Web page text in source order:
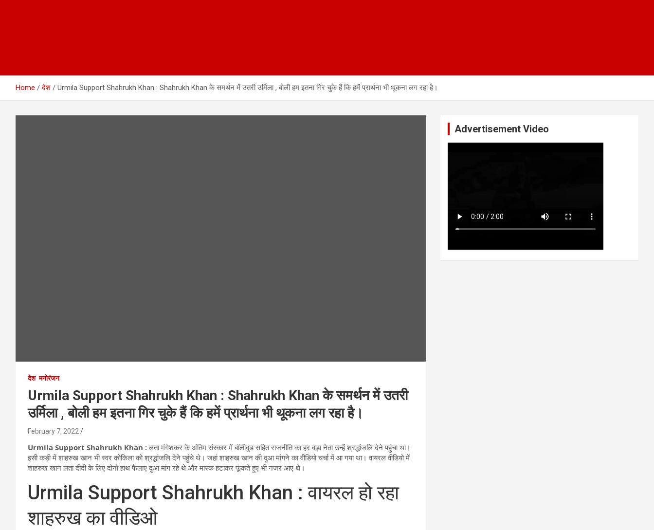
Home देश Urmila Support Shahrukh Khan : Shahrukh Khan के समर्थन में उतरी उर्मिला , बोली हम इतना गिर चुके हैं कि हमें प्रार्थना भी थूकना लग रहा है।
देश मनोरंजन
Urmila Support Shahrukh Khan : Shahrukh Khan के समर्थन में उतरी
उर्मिला , बोली हम इतना गिर चुके हैं कि हमें प्रार्थना भी थूकना लग रहा है।
February 7, 2022
Urmila Support Shahrukh Khan :लता मंगेशकर के अंतिम संस्कार में बॉलीवुड सहित राजनीति का हर बड़ा नेता उन्हें श्रद्धांजलि देने पहुंचा था।
इसी कड़ी में शाहरुख खान भी स्वर कोकिला को श्रद्धांजलि देने पहुंचे थे। जहां शाहरुख खान की दुआ मांगने का वीडियो चर्चा में आ गया था। वायरल वीडियो में
शाहरुख खान लता दीदी के लिए दोनों हाथ फैलाए दुआ मांग रहे थे और मास्क हटाकर फूंकते हुए भी नजर आए थे।
Urmila Support Shahrukh Khan : वायरल हो रहा
शाहरुख का वीडिओ
Advertisement Video